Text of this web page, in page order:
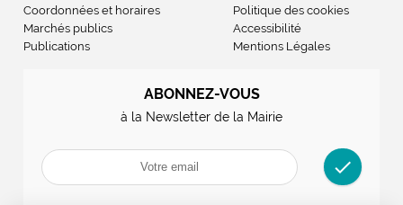
Coordonnées et horaires
Marchés publics
Publications
Politique des cookies
Accessibilité
Mentions Légales
ABONNEZ-VOUS
à la Newsletter de la Mairie
check